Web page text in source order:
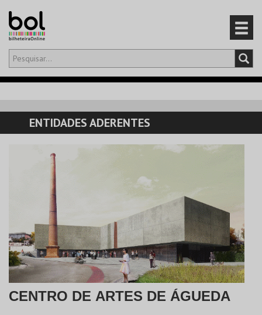
Olá,iniciar sessão
CARRINHO
EVENTOS
CARTÕES
PRODUTOS
ENTIDADES ADERENTES
CENTRO DE ARTES DE ÁGUEDA